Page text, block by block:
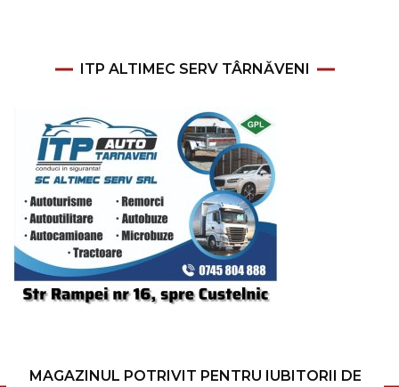
ITP ALTIMEC SERV TÂRNĂVENI
MAGAZINUL POTRIVIT PENTRU IUBITORII DE